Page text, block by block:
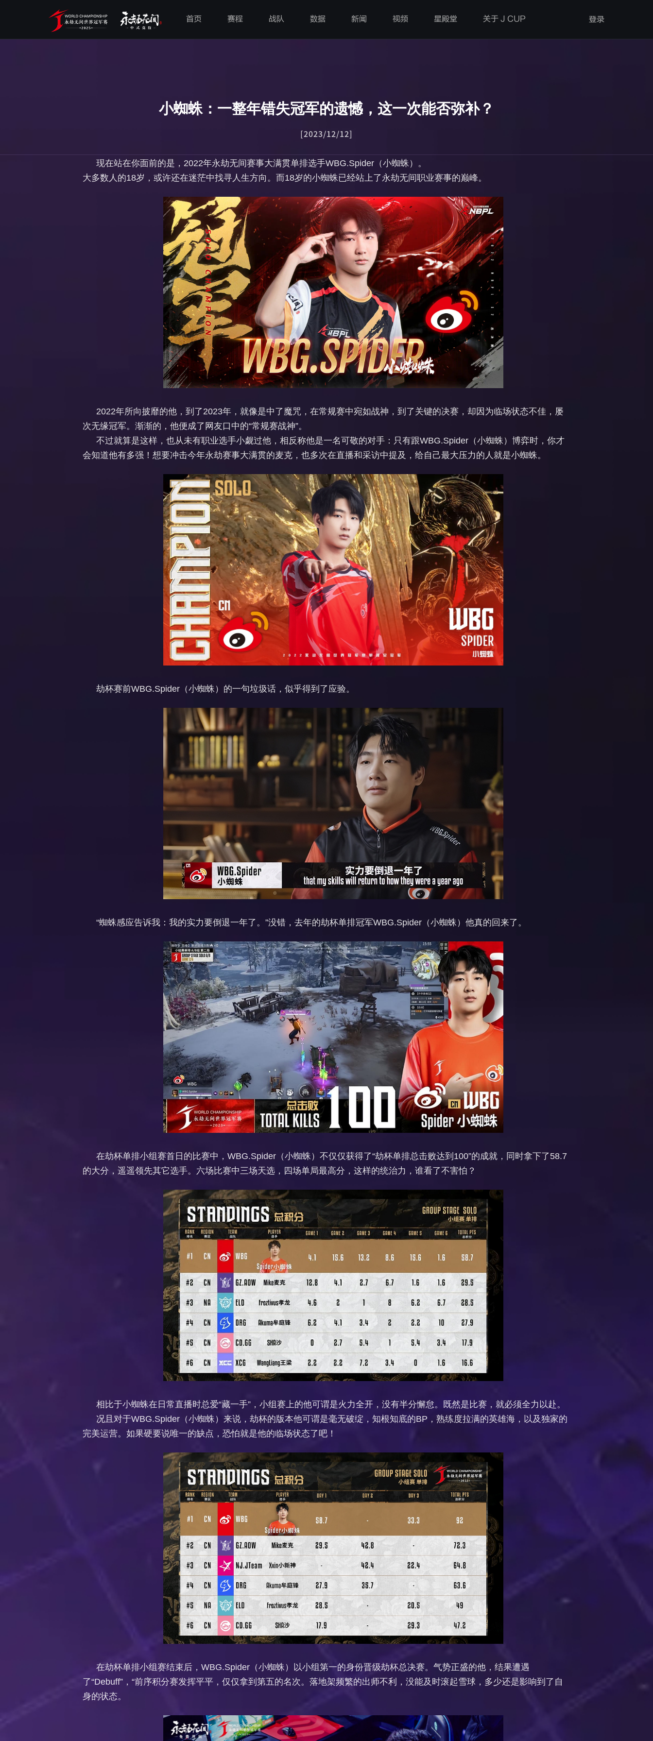
首页 赛程 战队 数据 新闻 视频 星殿堂 关于 J CUP 登录
小蜘蛛：一整年错失冠军的遗憾，这一次能否弥补？
[2023/12/12]
现在站在你面前的是，2022年永劫无间赛事大满贯单排选手WBG.Spider（小蜘蛛）。
大多数人的18岁，或许还在迷茫中找寻人生方向。而18岁的小蜘蛛已经站上了永劫无间职业赛事的巅峰。
2022年所向披靡的他，到了2023年，就像是中了魔咒，在常规赛中宛如战神，到了关键的决赛，却因为临场状态不佳，屡
次无缘冠军。渐渐的，他便成了网友口中的“常规赛战神”。
不过就算是这样，也从未有职业选手小觑过他，相反称他是一名可敬的对手：只有跟WBG.Spider（小蜘蛛）博弈时，你才
会知道他有多强！想要冲击今年永劫赛事大满贯的麦克，也多次在直播和采访中提及，给自己最大压力的人就是小蜘蛛。
劫杯赛前WBG.Spider（小蜘蛛）的一句垃圾话，似乎得到了应验。
“蜘蛛感应告诉我：我的实力要倒退一年了。”没错，去年的劫杯单排冠军WBG.Spider（小蜘蛛）他真的回来了。
在劫杯单排小组赛首日的比赛中，WBG.Spider（小蜘蛛）不仅仅获得了“劫杯单排总击败达到100”的成就，同时拿下了58.7
的大分，遥遥领先其它选手。六场比赛中三场天选，四场单局最高分，这样的统治力，谁看了不害怕？
相比于小蜘蛛在日常直播时总爱“藏一手”，小组赛上的他可谓是火力全开，没有半分懈怠。既然是比赛，就必须全力以赴。
况且对于WBG.Spider（小蜘蛛）来说，劫杯的版本他可谓是毫无破绽，知根知底的BP，熟练度拉满的英雄海，以及独家的
完美运营。如果硬要说唯一的缺点，恐怕就是他的临场状态了吧！
在劫杯单排小组赛结束后，WBG.Spider（小蜘蛛）以小组第一的身份晋级劫杯总决赛。气势正盛的他，结果遭遇
了“Debuff”，“前序积分赛发挥平平，仅仅拿到第五的名次。落地架频繁的出师不利，没能及时滚起雪球，多少还是影响到了自
身的状态。